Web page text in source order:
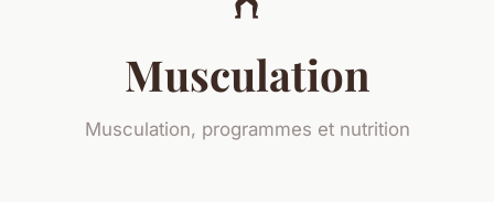
Musculation
Musculation, programmes et nutrition